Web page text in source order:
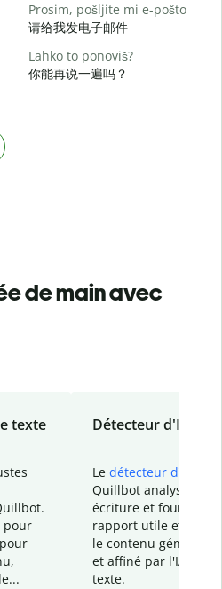
Prosim, pošljite mi e-pošto
请给我发电子邮件
Lahko to ponoviš?
你能再说一遍吗？
de main avec
texte
pour
Détecteur d'IA
Le détecteur d'IA
Quillbot analyse votre
écriture et fournit un
rapport utile et
le contenu généré
et affiné par l'IA
texte.